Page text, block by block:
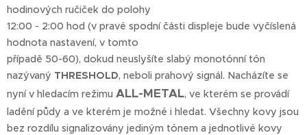
hodinových ručiček do polohy
12:00 - 2:00 hod (v pravé spodní části displeje bude vyčíslená
hodnota nastavení, v tomto
případě 50-60), dokud neuslyšíte slabý monotónní tón
nazývaný THRESHOLD, neboli prahový signál. Nacházíte se
nyní v hledacím režimu ALL-METAL, ve kterém se provádí
ladění půdy a ve kterém je možné i hledat. Všechny kovy jsou
bez rozdílu signalizovány jediným tónem a jednotlivé kovy